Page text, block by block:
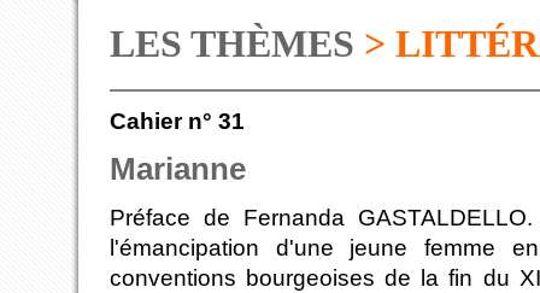
LES THÈMES >
Cahier n° 31
Marianne
Préface de Fernanda
l'émancipation d'une jeune femme
conventions bourgeoises de la fin du